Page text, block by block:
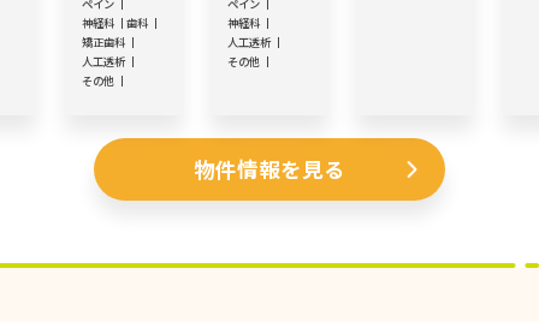
ペイン
神経科
歯科
矯正歯科
人工透析
その他
ペイン
神経科
人工透析
その他
物件情報を見る